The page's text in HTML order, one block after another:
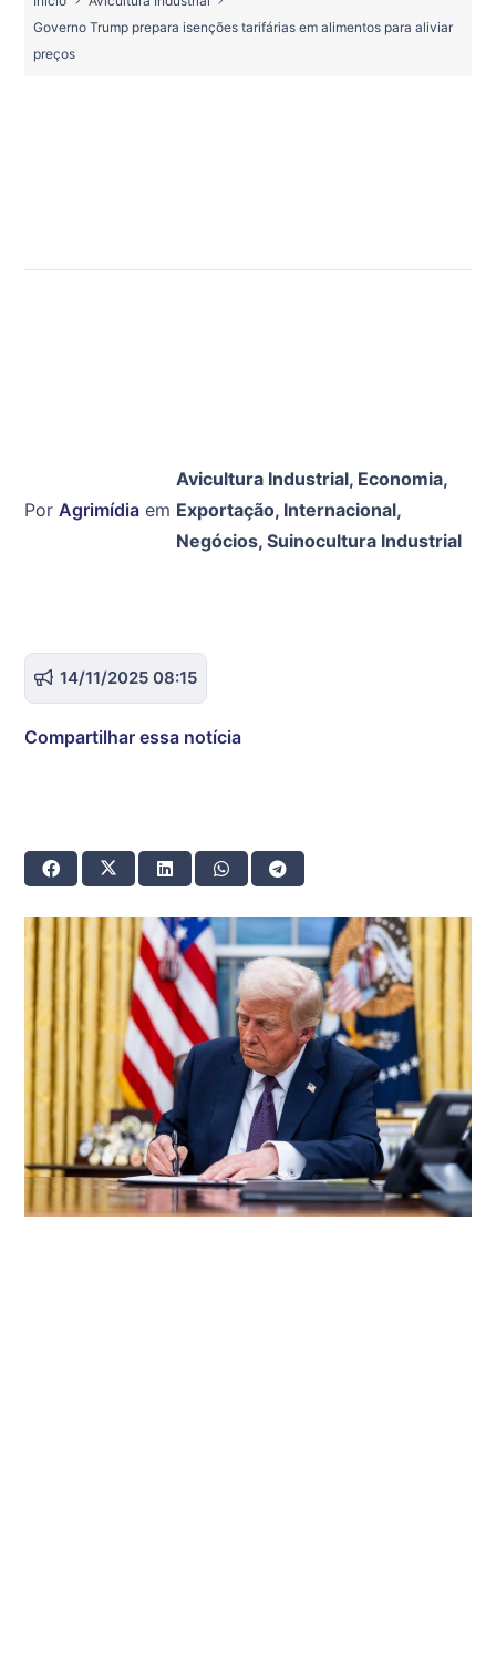
Governo Trump prepara isenções tarifárias em alimentos para aliviar
preços
Por Agrimídia em
Avicultura Industrial, Economia,
Exportação, Internacional,
Negócios, Suinocultura Industrial
14/11/2025 08:15
Compartilhar essa notícia